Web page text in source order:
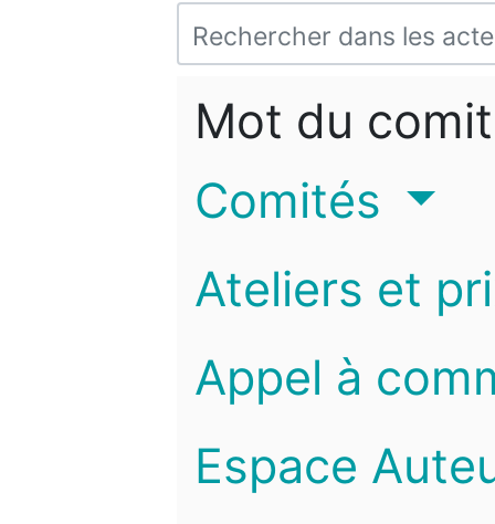
Mot du
Comités
Ateliers et
Appel à
Espace